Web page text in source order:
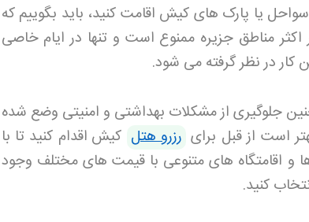
یا پارک های کیش اقامت کنید، باید بگوییم که
مناطق جزیره ممنوع است و تنها در ایام خاصی
کار در نظر گرفته می شود.
جلوگیری از مشکلات بهداشتی و امنیتی وضع شده
است از قبل برای رزرو هتل کیش اقدام کنید تا با
اقامتگاه های متنوعی با قیمت های مختلف وجود
کنید.